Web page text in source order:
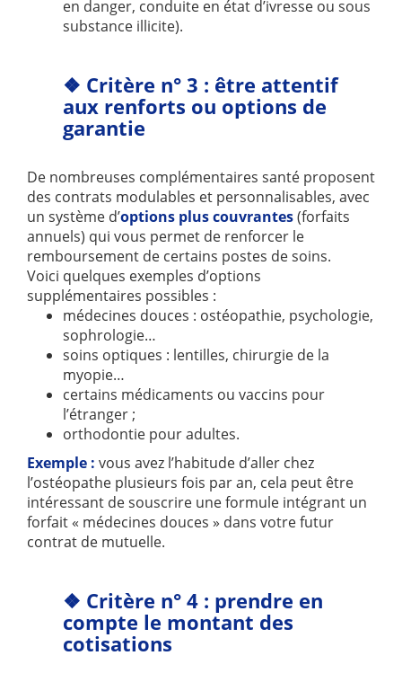
en danger, conduite en état d’ivresse ou sous
substance illicite).
❖ Critère n° 3 : être attentif
aux renforts ou options de
garantie
De nombreuses complémentaires santé proposent
des contrats modulables et personnalisables, avec
un système d’options plus couvrantes(forfaits
annuels) qui vous permet de renforcer le
remboursement de certains postes de soins.
Voici quelques exemples d’options
supplémentaires possibles :
médecines douces : ostéopathie, psychologie,
sophrologie…
soins optiques : lentilles, chirurgie de la
myopie…
certains médicaments ou vaccins pour
l’étranger ;
orthodontie pour adultes.
Exemple : vous avez l’habitude d’aller chez
l’ostéopathe plusieurs fois par an, cela peut être
intéressant de souscrire une formule intégrant un
forfait « médecines douces » dans votre futur
contrat de mutuelle.
❖ Critère n° 4 : prendre en
compte le montant des
cotisations